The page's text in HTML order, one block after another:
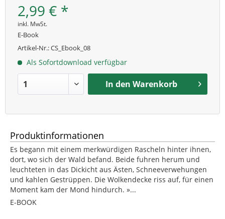
2,99 € *
inkl. MwSt.
E-Book
Artikel-Nr.:CS_Ebook_08
Als Sofortdownload verfügbar
In den Warenkorb
Produktinformationen
Es begann mit einem merkwürdigen Rascheln hinter ihnen,
dort, wo sich der Wald befand. Beide fuhren herum und
leuchteten in das Dickicht aus Ästen, Schneeverwehungen
und kahlen Gestrüppen. Die Wolkendecke riss auf, für einen
Moment kam der Mond hindurch. »...
E-BOOK